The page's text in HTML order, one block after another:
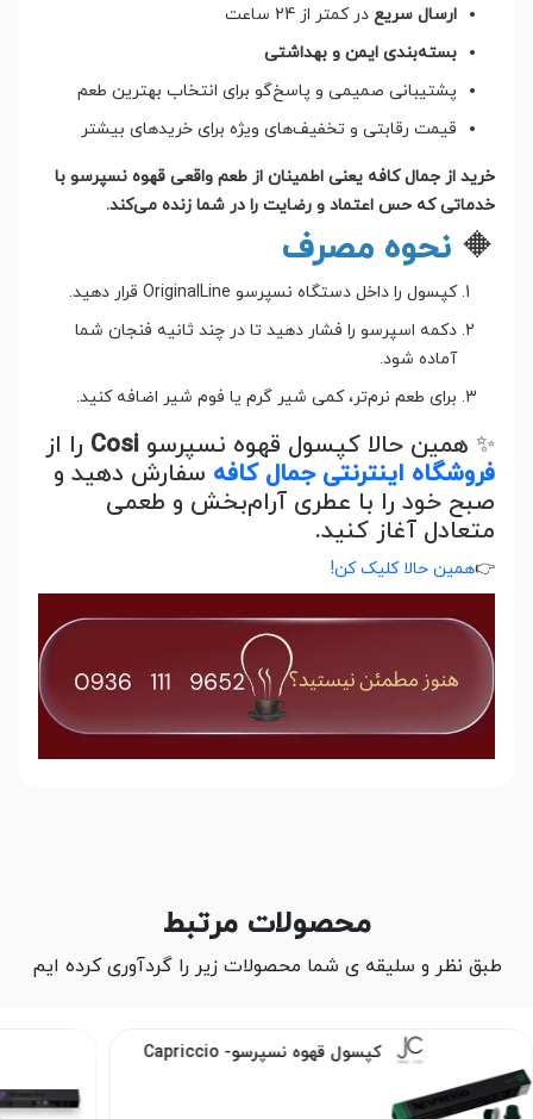
ارسال سریع در کمتر از 24 ساعت
بسته‌بندی ایمن و بهداشتی
پشتیبانی صمیمی و پاسخ‌گو برای انتخاب بهترین طعم
قیمت رقابتی و تخفیف‌های ویژه برای خریدهای بیشتر
خرید از جمال کافه یعنی اطمینان از طعم واقعی قهوه نسپرسو با
خدماتی که حس اعتماد و رضایت را در شما زنده می‌کند.
🔶 نحوه مصرف
کپسول را داخل دستگاه نسپرسو OriginalLine قرار دهید.
دکمه اسپرسو را فشار دهید تا در چند ثانیه فنجان شما
آماده شود.
برای طعم نرم‌تر، کمی شیر گرم یا فوم شیر اضافه کنید.
✨ همین حالا کپسول قهوه نسپرسو Cosi را از
فروشگاه اینترنتی جمال کافه سفارش دهید و
صبح خود را با عطری آرام‌بخش و طعمی
متعادل آغاز کنید.
👉همین حالا کلیک کن!
محصولات مرتبط
طبق نظر و سلیقه ی شما محصولات زیر را گردآوری کرده ایم
کپسول قهوه نسپرسو- Capriccio